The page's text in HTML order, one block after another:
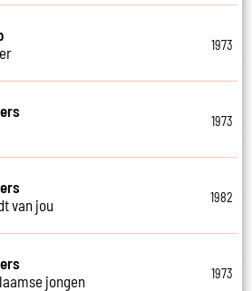
1973
1973
van jou
1982
jongen
1973